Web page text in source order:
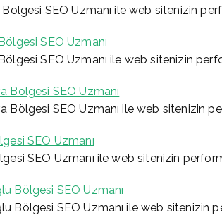
SEO Uzmanı ile web sitenizin
SEO Uzmanı
SEO Uzmanı ile web sitenizin
Bölgesi SEO Uzmanı
Bölgesi SEO Uzmanı ile web sitenizin
SEO Uzmanı
SEO Uzmanı ile web sitenizin
Bölgesi SEO Uzmanı
Bölgesi SEO Uzmanı ile web sitenizin